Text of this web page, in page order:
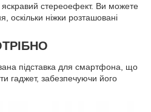
стереоефект. Ви можете
оскільки ніжки розташовані
підставка для смартфона, що
гаджет, забезпечуючи його